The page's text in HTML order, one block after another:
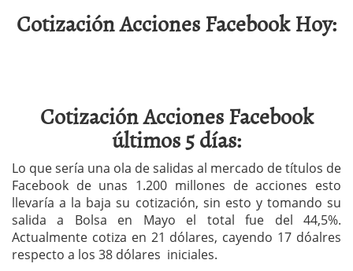
Cotización Acciones Facebook Hoy:
Cotización Acciones Facebook
últimos 5 días:
Lo que sería una ola de salidas al mercado de títulos de
Facebook de unas 1.200 millones de acciones esto
llevaría a la baja su cotización, sin esto y tomando su
salida a Bolsa en Mayo el total fue del 44,5%.
Actualmente cotiza en 21 dólares, cayendo 17 dóalres
respecto a los 38 dólares iniciales.